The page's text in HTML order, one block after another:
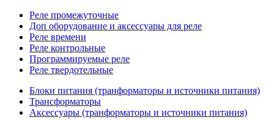
Реле промежуточные
Доп оборудование и аксессуары для реле
Реле времени
Реле контрольные
Программируемые реле
Реле твердотельные
Блоки питания (транформаторы и источники питания)
Трансформаторы
Аксессуары (транформаторы и источники питания)